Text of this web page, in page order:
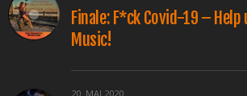
Finale: F*ck Covid-19 –
Music!
20. MAI 2020